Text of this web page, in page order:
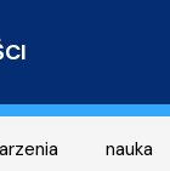
nauka